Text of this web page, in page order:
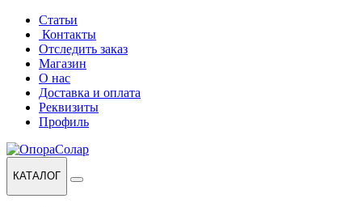
Перейти
навигации
Перейти
содержанию
Статьи
Контакты
Отследить заказ
Магазин
О нас
Доставка и оплата
Реквизиты
Профиль
КАТАЛОГ